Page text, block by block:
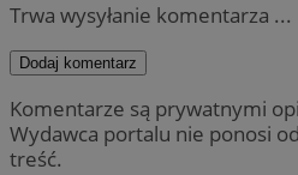
Trwa wysyłanie komentarza ...
Dodaj komentarz
Komentarze są prywatnymi
Wydawca portalu nie ponosi
treść.